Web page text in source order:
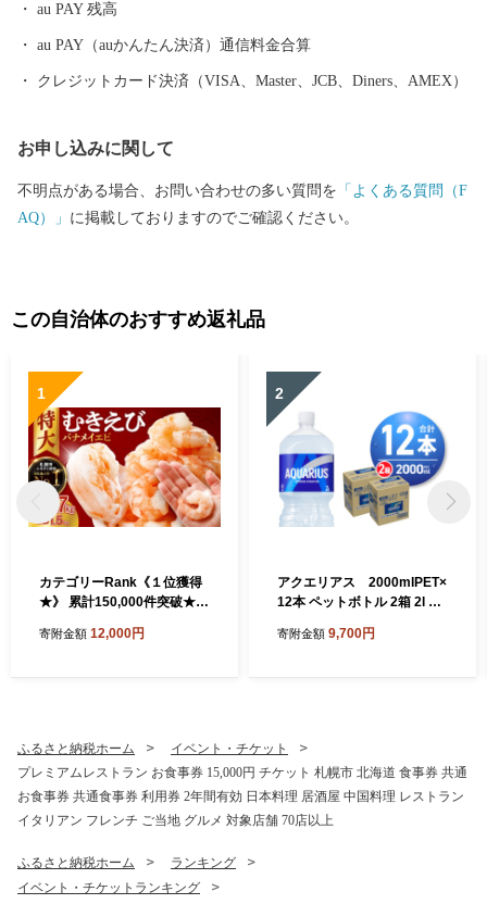
au PAY 残高
au PAY（auかんたん決済）通信料金合算
クレジットカード決済（VISA、Master、JCB、Diners、AMEX）
お申し込みに関して
不明点がある場合、お問い合わせの多い質問を 「よくある質問（F
AQ）」 に掲載しておりますのでご確認ください。
この自治体のおすすめ返礼品
1
カテゴリーRank《１位獲得
★》 累計150,000件突破★彡
むきえび 下処理不要 高評価
海道 札幌市
寄附金額 12,000円
2
アクエリアス 2000mlPET×
12本 ペットボトル 2箱 2l ス
水分補給 カロリーひかえめ
寄附金額 9,700円
ふるさと納税ホーム
イベント・チケット
プレミアムレストラン お食事券 15,000円 チケット 札幌市 北海道 食事券 共通
お食事券 共通食事券 利用券 2年間有効 日本料理 居酒屋 中国料理 レストラン
イタリアン フレンチ ご当地 グルメ 対象店舗 70店以上
ふるさと納税ホーム
ランキング
イベント・チケットランキング